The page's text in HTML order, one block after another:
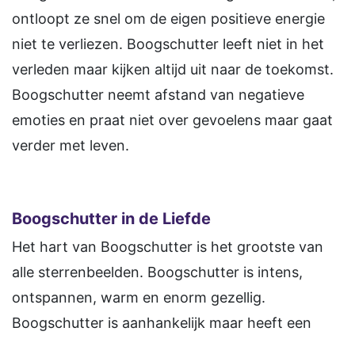
ontloopt ze snel om de eigen positieve energie
niet te verliezen. Boogschutter leeft niet in het
verleden maar kijken altijd uit naar de toekomst.
Boogschutter neemt afstand van negatieve
emoties en praat niet over gevoelens maar gaat
verder met leven.
Boogschutter in de Liefde
Het hart van Boogschutter is het grootste van
alle sterrenbeelden. Boogschutter is intens,
ontspannen, warm en enorm gezellig.
Boogschutter is aanhankelijk maar heeft een